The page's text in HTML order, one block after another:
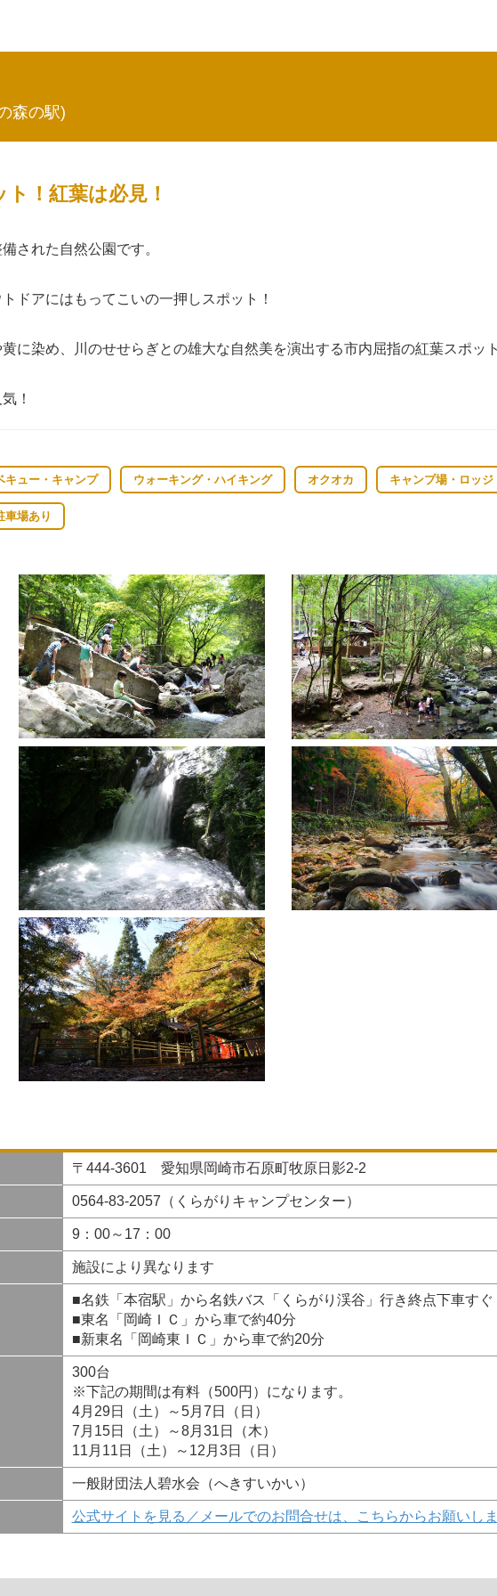
森の駅)
！紅葉は必見！
された自然公園です。
ドアにはもってこいの一押しスポット！
に染め、川のせせらぎとの雄大な自然美を演出する市内屈指の紅葉スポッ
！
キュー・キャンプ ウォーキング・ハイキング オクオカ キャンプ場・ロッジ
車場あり
〒444-3601 愛知県岡崎市石原町牧原日影2‐2
0564-83-2057（くらがりキャンプセンター）
9：00～17：00
施設により異なります
■名鉄「本宿駅」から名鉄バス「くらがり渓谷」行き終点下車すぐ
■東名「岡崎ＩＣ」から車で約40分
■新東名「岡崎東ＩＣ」から車で約20分
300台
※下記の期間は有料（500円）になります。
4月29日（土）～5月7日（日）
7月15日（土）～8月31日（木）
11月11日（土）～12月3日（日）
一般財団法人碧水会（へきすいかい）
公式サイトを見る／メールでのお問合せは、こちらからお願いしま